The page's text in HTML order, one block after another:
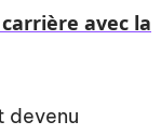
avec la
devenu